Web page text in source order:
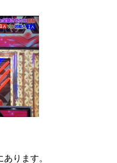
ります。